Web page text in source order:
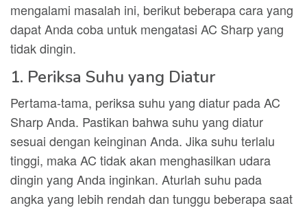
mengalami masalah ini, berikut beberapa cara yang
dapat Anda coba untuk mengatasi AC Sharp yang
tidak dingin.
1. Periksa Suhu yang Diatur
Pertama-tama, periksa suhu yang diatur pada AC
Sharp Anda. Pastikan bahwa suhu yang diatur
sesuai dengan keinginan Anda. Jika suhu terlalu
tinggi, maka AC tidak akan menghasilkan udara
dingin yang Anda inginkan. Aturlah suhu pada
angka yang lebih rendah dan tunggu beberapa saat